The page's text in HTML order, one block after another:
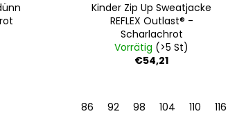
Kinder Zip Up Sweatjacke
REFLEX Outlast® -
Scharlachrot
Vorrätig (>5 St)
€54,21
86 92 98 104 110 116